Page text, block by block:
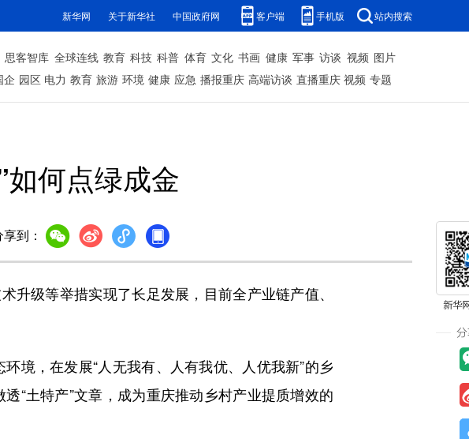
新华网 关于新华社 中国政府网 客户端 手机版 站内搜索
思客智库 全球连线 教育 科技 科普 体育 文化 书画 健康 军事 访谈 视频 图片
企 园区 电力 教育 旅游 环境 健康 应急 播报重庆 高端访谈 直播重庆 视频 专题
何点绿成金
到：
级等举措实现了长足发展，目前全产业链产值、
，在发展“人无我有、人有我优、人优我新”的乡
“土特产”文章，成为重庆推动乡村产业提质增效的